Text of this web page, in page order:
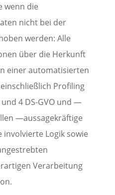
wenn die
nicht bei der
werden: Alle
über die Herkunft
einer automatisierten
Profiling
4 DS-GVO und —
—aussagekräftige
Logik sowie
Verarbeitung